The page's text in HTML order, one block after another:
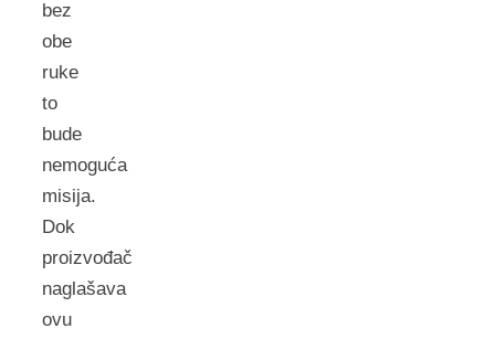
bez
obe
ruke
to
bude
nemoguća
misija.
Dok
proizvođač
naglašava
ovu